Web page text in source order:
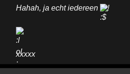
Hahah, ja echt iedereen !
xxxxx